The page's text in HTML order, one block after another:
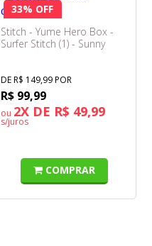
33% OFF
Stitch - Yume Hero Box -
Surfer Stitch (1) - Sunny
DE R$ 149,99 POR
R$ 99,99
ou 2X DE R$ 49,99
s/juros
COMPRAR